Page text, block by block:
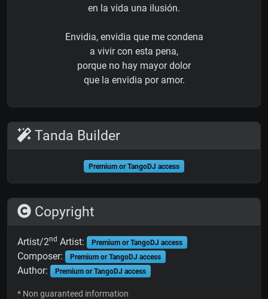
en la vida una ilusión.
Envidia, envidia que me condena
a vivir con esta pena,
porque no hay mayor dolor
que la envidia por amor.
Tanda Builder
Premium or TangoDJ access
Copyright
Artist/2nd Artist: Premium or TangoDJ access
Composer: Premium or TangoDJ access
Author: Premium or TangoDJ access
* Non guaranteed information